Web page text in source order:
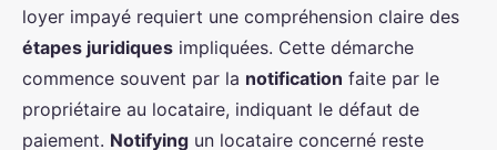
loyer impayé requiert une compréhension claire des
étapes juridiques impliquées. Cette démarche
commence souvent par la notification faite par le
propriétaire au locataire, indiquant le défaut de
paiement. Notifying un locataire concerné reste